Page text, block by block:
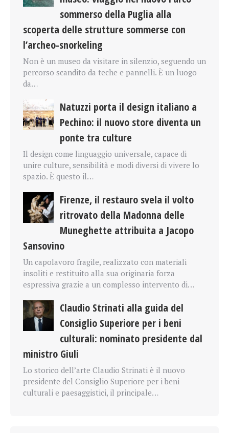
sommerso della Puglia alla
scoperta delle strutture sommerse con
l’archeo-snorkeling
Non è un museo da visitare in silenzio, seguendo un
percorso scandito da teche e pannelli. È un luogo
da…
Natuzzi porta il design italiano a
Pechino: il nuovo store diventa un
ponte tra culture
Il design come linguaggio universale, capace di
unire culture, sensibilità e modi diversi di vivere lo
spazio. È questo il…
Firenze, il restauro svela il volto
ritrovato della Madonna delle
Muneghette attribuita a Jacopo
Sansovino
Un capolavoro fragile, realizzato con materiali
insoliti e restituito alla sua originaria forza
espressiva grazie a un complesso intervento di…
Claudio Strinati alla guida del
Consiglio Superiore per i beni
culturali: nominato presidente dal
ministro Giuli
Lo storico dell’arte Claudio Strinati è il nuovo
presidente del Consiglio Superiore per i beni
culturali e paesaggistici, il principale…